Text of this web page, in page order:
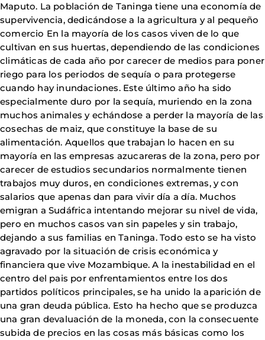
Maputo. La población de Taninga tiene una economía de
supervivencia, dedicándose a la agricultura y al pequeño
comercio En la mayoría de los casos viven de lo que
cultivan en sus huertas, dependiendo de las condiciones
climáticas de cada año por carecer de medios para poner
riego para los periodos de sequía o para protegerse
cuando hay inundaciones. Este último año ha sido
especialmente duro por la sequía, muriendo en la zona
muchos animales y echándose a perder la mayoría de las
cosechas de maiz, que constituye la base de su
alimentación. Aquellos que trabajan lo hacen en su
mayoría en las empresas azucareras de la zona, pero por
carecer de estudios secundarios normalmente tienen
trabajos muy duros, en condiciones extremas, y con
salarios que apenas dan para vivir día a día. Muchos
emigran a Sudáfrica intentando mejorar su nivel de vida,
pero en muchos casos van sin papeles y sin trabajo,
dejando a sus familias en Taninga. Todo esto se ha visto
agravado por la situación de crisis económica y
financiera que vive Mozambique. A la inestabilidad en el
centro del pais por enfrentamientos entre los dos
partidos políticos principales, se ha unido la aparición de
una gran deuda pública. Esto ha hecho que se produzca
una gran devaluación de la moneda, con la consecuente
subida de precios en las cosas más básicas como los